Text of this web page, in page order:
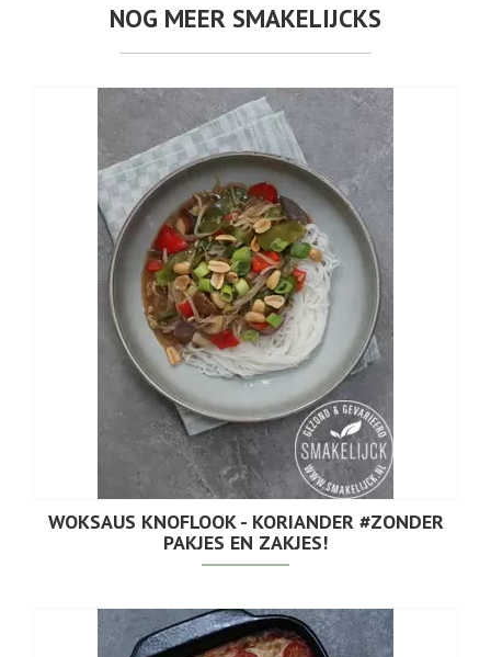
NOG MEER SMAKELIJCKS
WOKSAUS KNOFLOOK - KORIANDER #ZONDER
PAKJES EN ZAKJES!